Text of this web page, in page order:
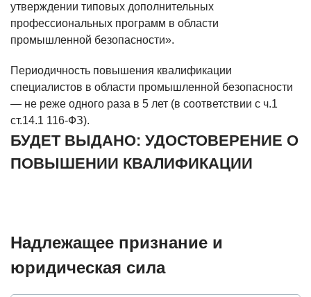
утверждении типовых дополнительных
профессиональных программ в области
промышленной безопасности».
Периодичность повышения квалификации
специалистов в области промышленной безопасности
— не реже одного раза в 5 лет (в соответствии с ч.1
ст.14.1 116-ФЗ).
БУДЕТ ВЫДАНО: УДОСТОВЕРЕНИЕ О
ПОВЫШЕНИИ КВАЛИФИКАЦИИ
Надлежащее признание и
юридическая сила